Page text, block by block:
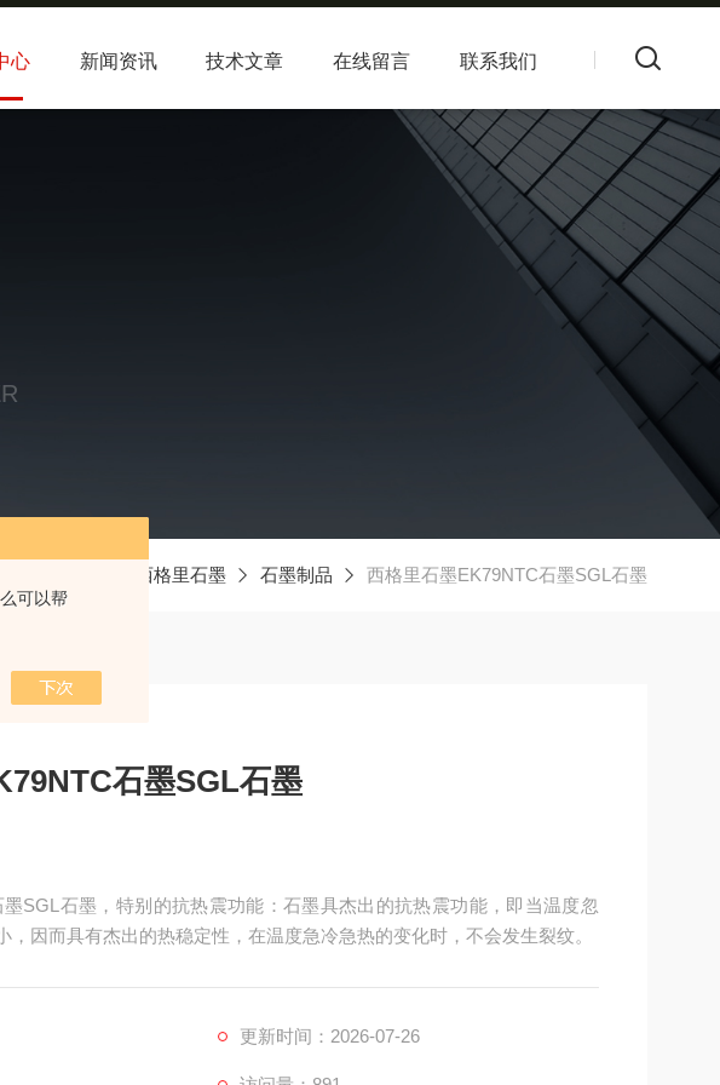
可以帮
心 新闻资讯 技术文章 在线留言 联系我们
德国西格里石墨 石墨制品 西格里石墨EK79NTC石墨SGL石墨
石墨SGL石墨
SGL石墨，特别的抗热震功能：石墨具杰出的抗热震功能，即当温度忽
，因而具有杰出的热稳定性，在温度急冷急热的变化时，不会发生裂纹。
更新时间：2026-07-26